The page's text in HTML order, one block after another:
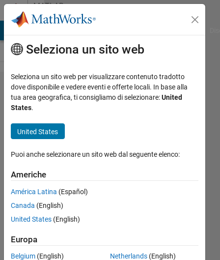
Vai al contenutoMATLAB
Answers
why
xlswrite
character?
galaxy
17 Nov
2021
1
Risposta
accettata
Seleziona un sito web
Seleziona un sito web per visualizzare contenuto tradotto
dove disponibile e vedere eventi e offerte locali. In base alla
tua area geografica, ti consigliamo di selezionare:United
States.
United States
Puoi anche selezionare un sito web dal seguente elenco:
Americhe
América Latina (Español)
Canada (English)
United States (English)
Europa
Belgium (English)
Netherlands(English)